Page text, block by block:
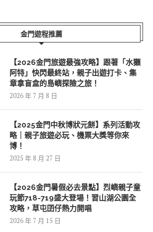
金門遊程推薦
【2026金門旅遊最強攻略】跟著「水獺
阿特」快閃最終站，親子出遊打卡、集
章拿盲盒的島嶼探險之旅！
2026 年 7 月 8 日
【2025金門中秋博狀元餅】系列活動攻
略｜親子旅遊必玩、機票大獎等你來
博！
2025 年 8 月 27 日
【2026金門暑假必去景點】烈嶼親子童
玩節718-719盛大登場！習山湖公園全
攻略，草屯囝仔熱力開唱
2026 年 7 月 15 日